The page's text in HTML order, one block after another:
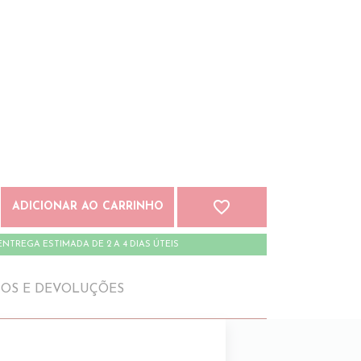
ADICIONAR AO CARRINHO favorite_border
ESTIMADA DE 2 A 4 DIAS ÚTEIS
E DEVOLUÇÕES